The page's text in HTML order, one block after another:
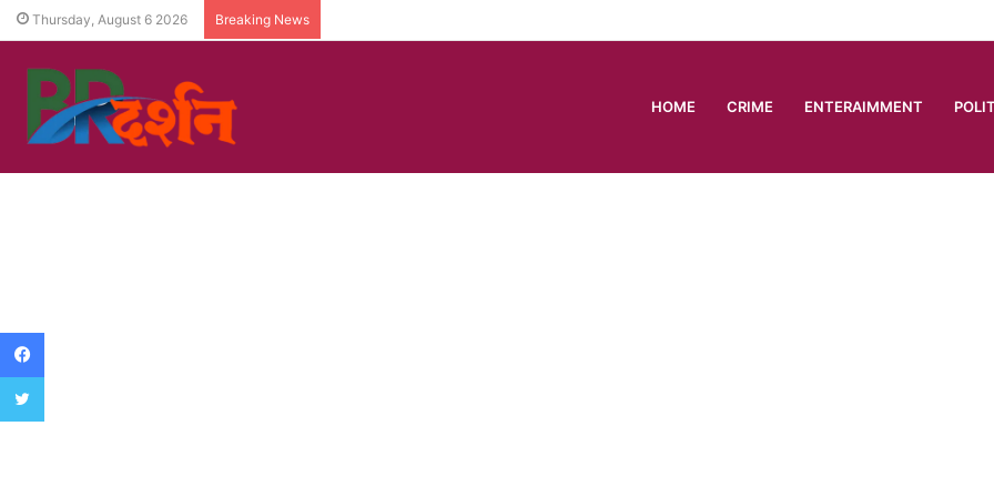
Thursday, August 6 2026 Breaking News
HOME CRIME ENTERAIMMENT